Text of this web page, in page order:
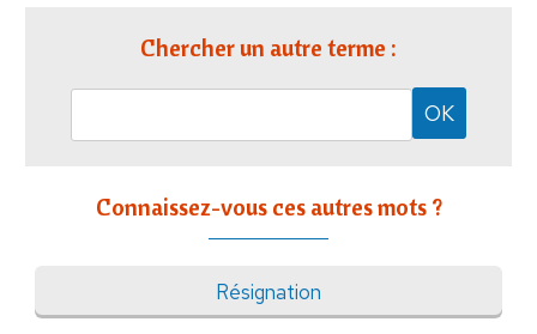
Chercher un autre terme :
Connaissez-vous ces autres mots ?
Résignation